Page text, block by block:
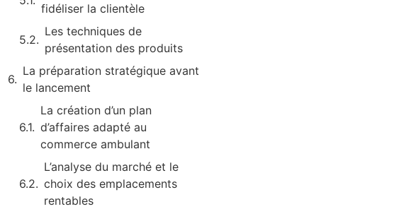
fidéliser la clientèle
Les techniques de
présentation des produits
La préparation stratégique avant
le lancement
La création d’un plan
d’affaires adapté au
commerce ambulant
L’analyse du marché et le
choix des emplacements
rentables